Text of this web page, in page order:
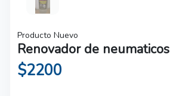
Producto Nuevo
Renovador de neumaticos
$2200